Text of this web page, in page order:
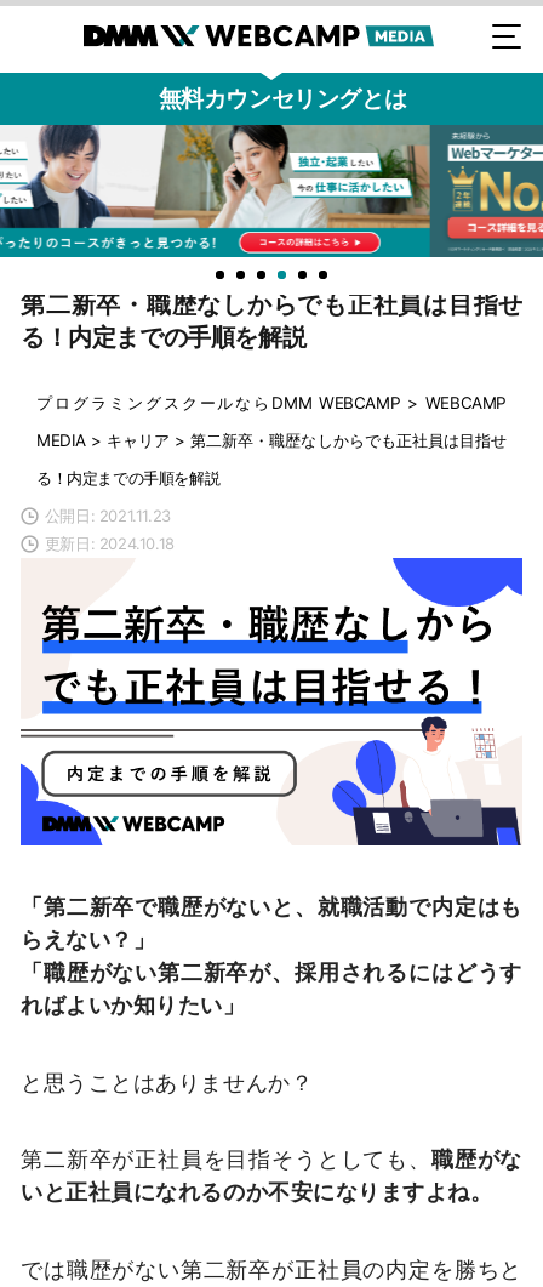
無料カウンセリングとは
第二新卒・職歴なしからでも正社員は目指せ
る！内定までの手順を解説
プログラミングスクールならDMM WEBCAMP > WEBCAMP
MEDIA > キャリア > 第二新卒・職歴なしからでも正社員は目指せ
る！内定までの手順を解説
公開日: 2021.11.23
更新日: 2024.10.18
「第二新卒で職歴がないと、就職活動で内定はも
らえない？」
「職歴がない第二新卒が、採用されるにはどうす
ればよいか知りたい」
と思うことはありませんか？
第二新卒が正社員を目指そうとしても、 職歴がな
いと正社員になれるのか不安になりますよね。
では職歴がない第二新卒が正社員の内定を勝ちと